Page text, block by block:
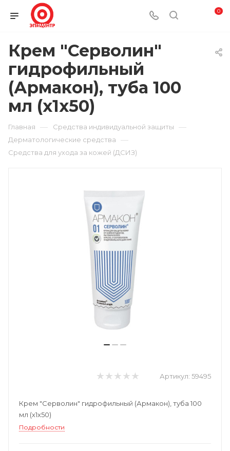
0
Крем "Серволин"
гидрофильный
(Армакон), туба 100
мл (х1х50)
Главная — Средства индивидуальной защиты —
Дерматологические средства —
Средства для ухода за кожей (ДСИЗ)
Артикул: 59495
Крем "Серволин" гидрофильный (Армакон), туба 100
мл (х1х50)
Подробности